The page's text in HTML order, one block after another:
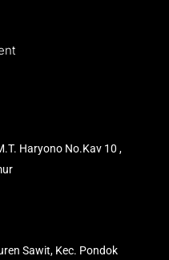
Haryono No.Kav 10 ,
Sawit, Kec. Pondok